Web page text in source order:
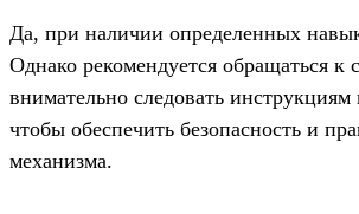
Да, при наличии определенных
Однако рекомендуется обращаться к
внимательно следовать инструкциям
чтобы обеспечить безопасность и
механизма.